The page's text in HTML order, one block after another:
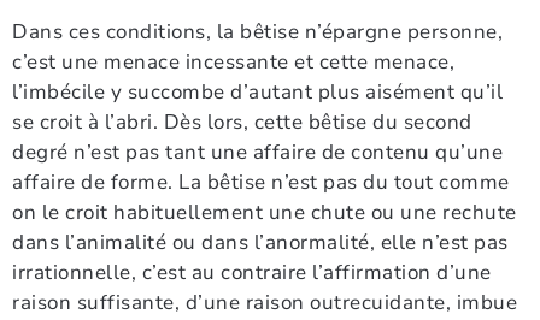
Dans ces conditions, la bêtise n’épargne personne,
c’est une menace incessante et cette menace,
l’imbécile y succombe d’autant plus aisément qu’il
se croit à l’abri. Dès lors, cette bêtise du second
degré n’est pas tant une affaire de contenu qu’une
affaire de forme. La bêtise n’est pas du tout comme
on le croit habituellement une chute ou une rechute
dans l’animalité ou dans l’anormalité, elle n’est pas
irrationnelle, c’est au contraire l’affirmation d’une
raison suffisante, d’une raison outrecuidante, imbue